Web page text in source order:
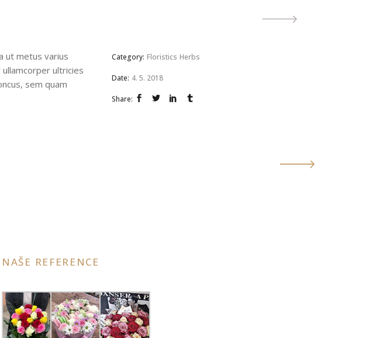
ut metus varius
ultricies
sem quam
Category: Floristics Herbs
Date: 4. 5. 2018
Share:
NAŠE REFERENCE